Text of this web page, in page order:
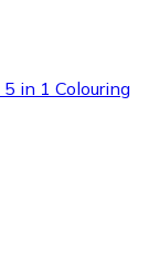
in 1 Colouring